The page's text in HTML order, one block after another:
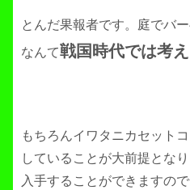
とんだ果報者です。庭でバ
なんて戦国時代では考
もちろんイワタニカセット
していることが大前提とな
入手することができますの